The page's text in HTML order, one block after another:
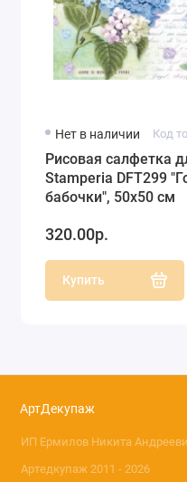
Нет в наличии Код
Рисовая салфетка
Stamperia DFT299
бабочки", 50х50 см
320.00р.
Купить
АртДекупаж
ИП Ермилов Никита
Артедкупаж 2011 - 2026